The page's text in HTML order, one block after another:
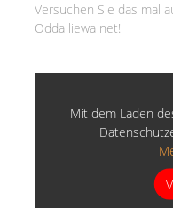
Versuchen Sie das mal
Odda liewa net!
Mit dem Laden